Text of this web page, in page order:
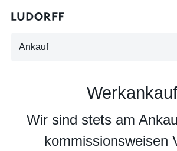
Ankauf
Werkankauf
Wir sind stets am
kommissionsweisen